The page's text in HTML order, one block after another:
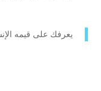
يعرفك على قيمه